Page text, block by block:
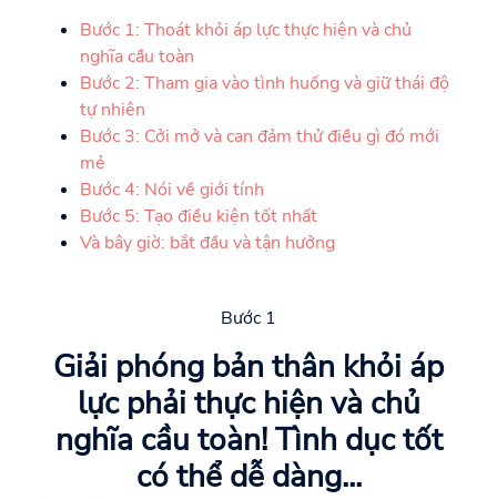
Bước 1: Thoát khỏi áp lực thực hiện và chủ
nghĩa cầu toàn
Bước 2: Tham gia vào tình huống và giữ thái độ
tự nhiên
Bước 3: Cởi mở và can đảm thử điều gì đó mới
mẻ
Bước 4: Nói về giới tính
Bước 5: Tạo điều kiện tốt nhất
Và bây giờ: bắt đầu và tận hưởng
Bước 1
Giải phóng bản thân khỏi áp
lực phải thực hiện và chủ
nghĩa cầu toàn! Tình dục tốt
có thể dễ dàng...